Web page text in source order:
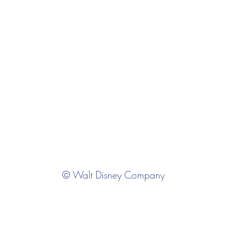
© Walt Disney Company